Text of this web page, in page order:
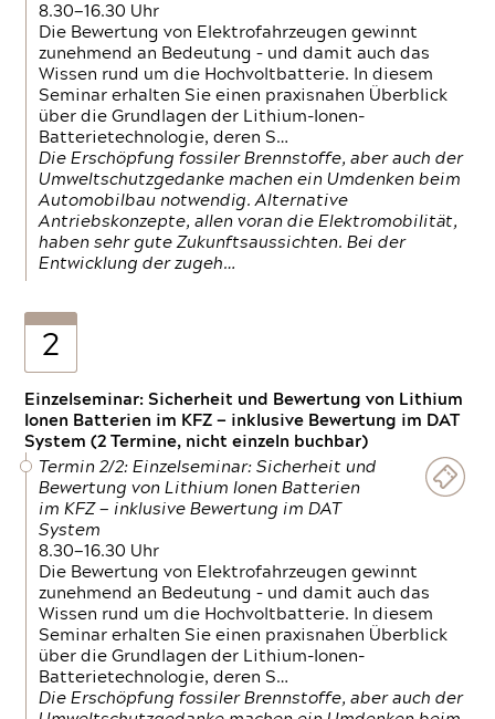
8.30—16.30 Uhr
Die Bewertung von Elektrofahrzeugen gewinnt
zunehmend an Bedeutung – und damit auch das
Wissen rund um die Hochvoltbatterie. In diesem
Seminar erhalten Sie einen praxisnahen Überblick
über die Grundlagen der Lithium-Ionen-
Batterietechnologie, deren S…
Die Erschöpfung fossiler Brennstoffe, aber auch der
Umweltschutzgedanke machen ein Umdenken beim
Automobilbau notwendig. Alternative
Antriebskonzepte, allen voran die Elektromobilität,
haben sehr gute Zukunftsaussichten. Bei der
Entwicklung der zugeh…
2
Einzelseminar: Sicherheit und Bewertung von Lithium
Ionen Batterien im KFZ — inklusive Bewertung im DAT
System (2 Termine, nicht einzeln buchbar)
Termin 2/2: Einzelseminar: Sicherheit und
Bewertung von Lithium Ionen Batterien
im KFZ — inklusive Bewertung im DAT
System
8.30—16.30 Uhr
Die Bewertung von Elektrofahrzeugen gewinnt
zunehmend an Bedeutung – und damit auch das
Wissen rund um die Hochvoltbatterie. In diesem
Seminar erhalten Sie einen praxisnahen Überblick
über die Grundlagen der Lithium-Ionen-
Batterietechnologie, deren S…
Die Erschöpfung fossiler Brennstoffe, aber auch der